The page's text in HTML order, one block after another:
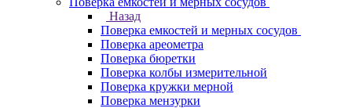
Назад
Поверка емкостей и мерных сосудов
Поверка ареометра
Поверка бюретки
Поверка колбы измерительной
Поверка кружки мерной
Поверка мензурки